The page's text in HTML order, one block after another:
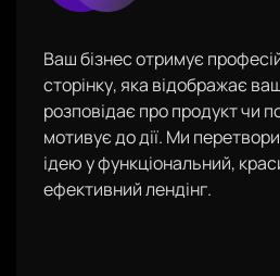
Ваш бізнес отримує
сторінку, яка відображає
розповідає про продукт чи
мотивує до дії. Ми
ідею у функціональний,
ефективний лендінг.